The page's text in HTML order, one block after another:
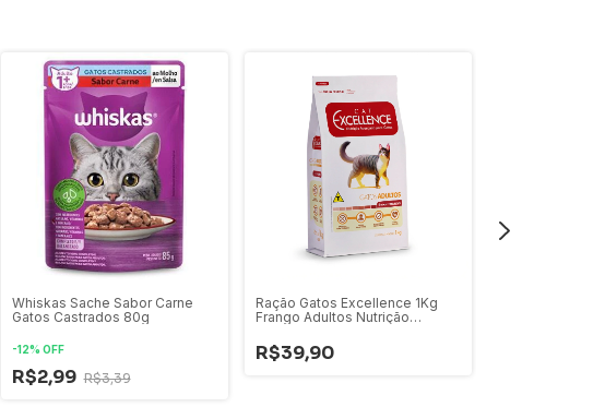
Whiskas Sache Sabor Carne
Gatos Castrados 80g
-12% OFF
R$2,99 R$3,39
Ração Gatos Excellence 1Kg
Frango Adultos Nutrição
R$39,90